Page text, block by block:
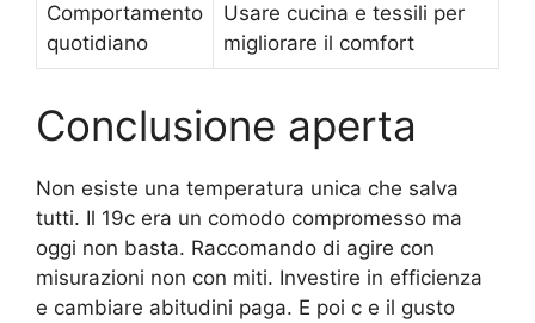
Comportamento
quotidiano
Usare cucina e tessili per
migliorare il comfort
Conclusione aperta
Non esiste una temperatura unica che salva
tutti. Il 19c era un comodo compromesso ma
oggi non basta. Raccomando di agire con
misurazioni non con miti. Investire in efficienza
e cambiare abitudini paga. E poi c e il gusto